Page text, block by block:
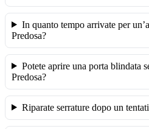
In quanto tempo arrivate per
Predosa?
Potete aprire una porta blindata
Predosa?
Riparate serrature dopo un